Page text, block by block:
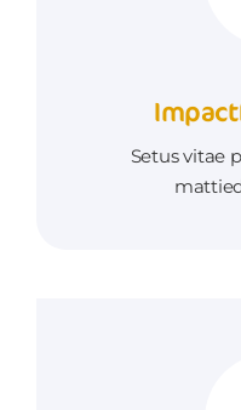
Setus vitae